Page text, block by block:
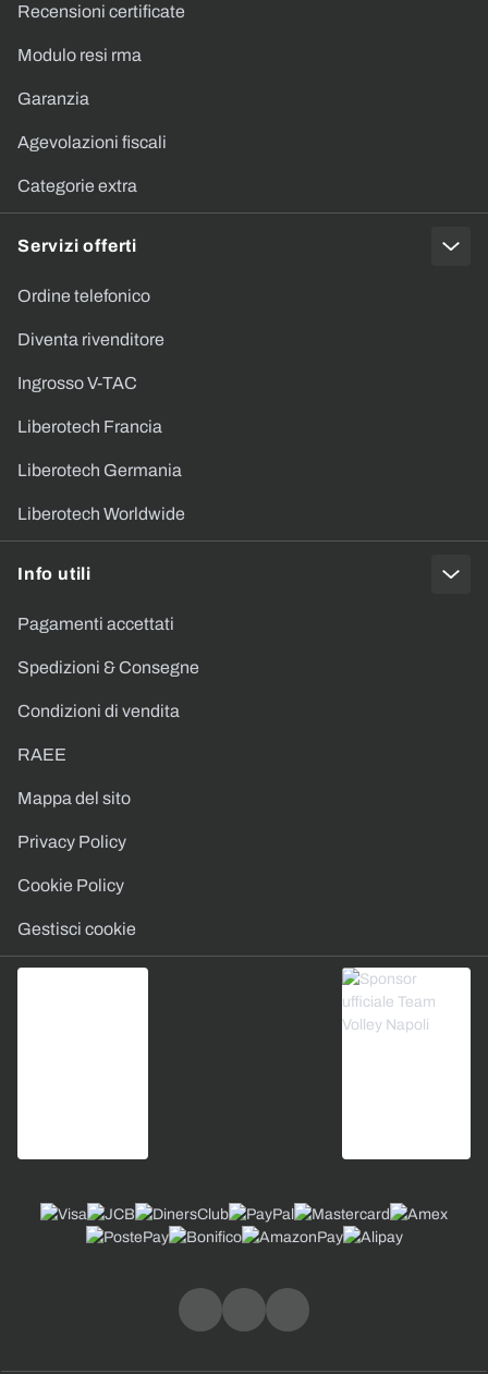
Recensioni certificate
Modulo resi rma
Garanzia
Agevolazioni fiscali
Categorie extra
Servizi offerti
Ordine telefonico
Diventa rivenditore
Ingrosso V-TAC
Liberotech Francia
Liberotech Germania
Liberotech Worldwide
Info utili
Pagamenti accettati
Spedizioni & Consegne
Condizioni di vendita
RAEE
Mappa del sito
Privacy Policy
Cookie Policy
Gestisci cookie